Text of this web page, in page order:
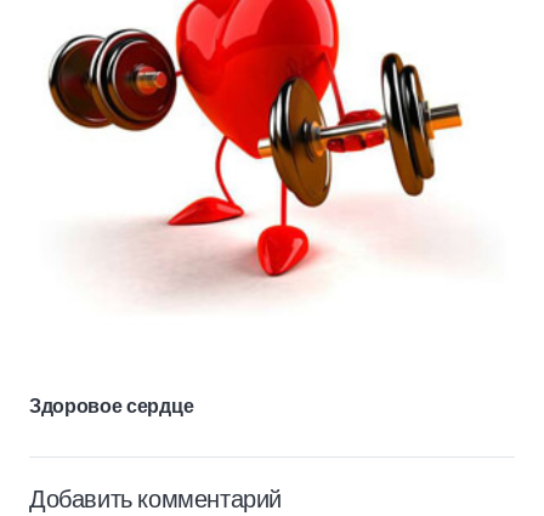
Здоровое сердце
Добавить комментарий